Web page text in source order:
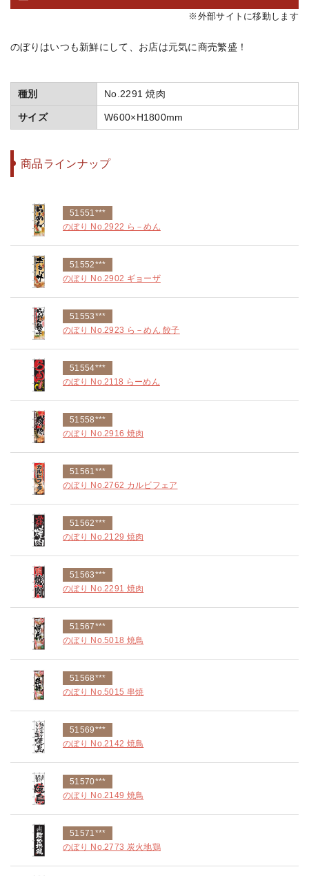
※外部サイトに移動します
のぼりはいつも新鮮にして、お店は元気に商売繁盛！
種別 No.2291 焼肉
サイズ W600×H1800mm
商品ラインナップ
51551***
のぼり No.2922 ら－めん
51552***
のぼり No.2902 ギョーザ
51553***
のぼり No.2923 ら－めん 餃子
51554***
のぼり No.2118 らーめん
51558***
のぼり No.2916 焼肉
51561***
のぼり No.2762 カルビフェア
51562***
のぼり No.2129 焼肉
51563***
のぼり No.2291 焼肉
51567***
のぼり No.5018 焼鳥
51568***
のぼり No.5015 串焼
51569***
のぼり No.2142 焼鳥
51570***
のぼり No.2149 焼鳥
51571***
のぼり No.2773 炭火地鶏